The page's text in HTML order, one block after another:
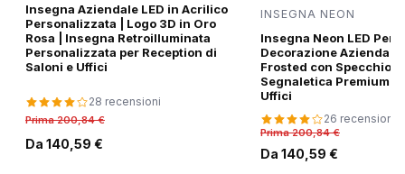
Insegna Aziendale LED in Acrilico
Personalizzata | Logo 3D in Oro
Rosa | Insegna Retroilluminata
Personalizzata per Reception di
Saloni e Uffici
28 recensioni
Prima 200,84 €
Da 140,59 €
INSEGNA NEON
Insegna Neon LED
Decorazione
Frosted con Specchio
Segnaletica Premium
Uffici
26 recensioni
Prima 200,84 €
Da 140,59 €